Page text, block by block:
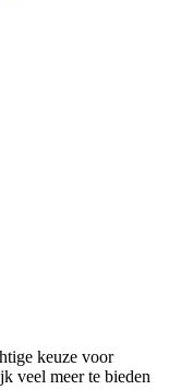
keuze voor
veel meer te bieden